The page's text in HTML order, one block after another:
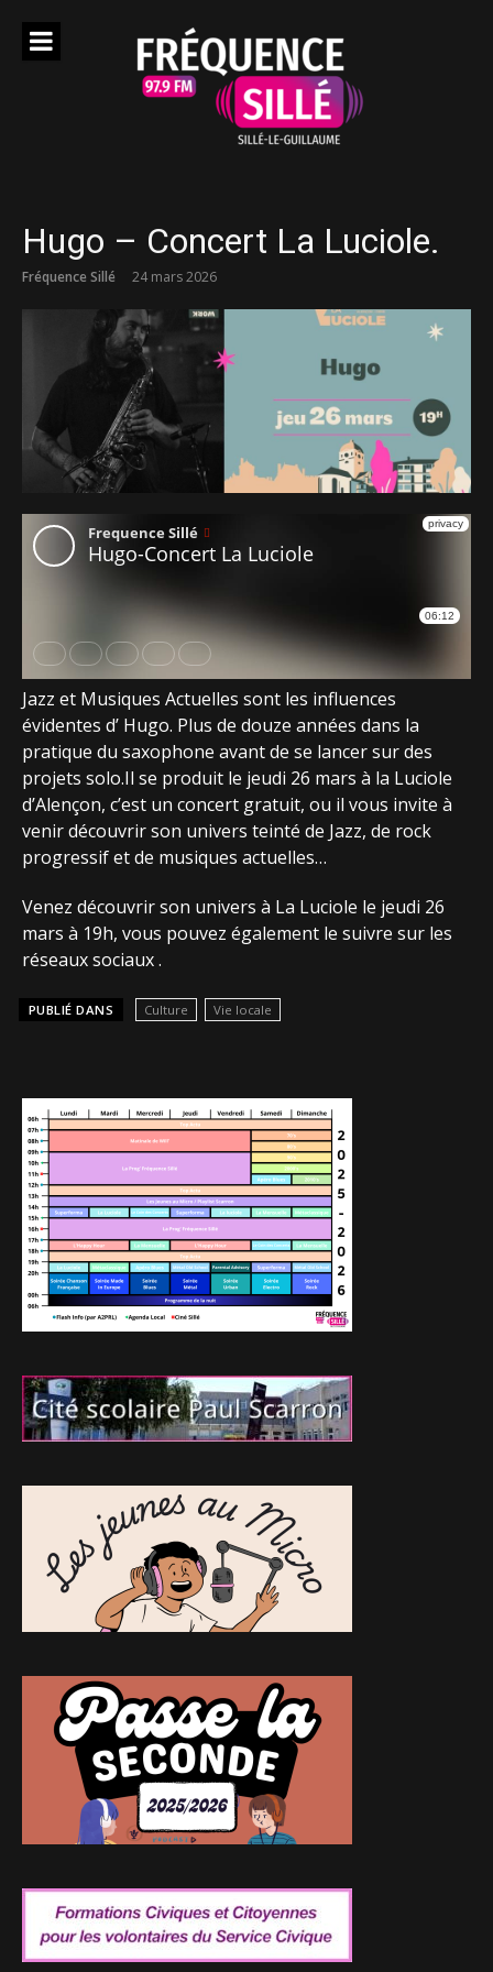
Hugo – Concert La Luciole.
Fréquence Sillé 24 mars 2026
Jazz et Musiques Actuelles sont les influences
évidentes d’ Hugo. Plus de douze années dans la
pratique du saxophone avant de se lancer sur des
projets solo.Il se produit le jeudi 26 mars à la Luciole
d’Alençon, c’est un concert gratuit, ou il vous invite à
venir découvrir son univers teinté de Jazz, de rock
progressif et de musiques actuelles…
Venez découvrir son univers à La Luciole le jeudi 26
mars à 19h, vous pouvez également le suivre sur les
réseaux sociaux .
PUBLIÉ DANS Culture Vie locale